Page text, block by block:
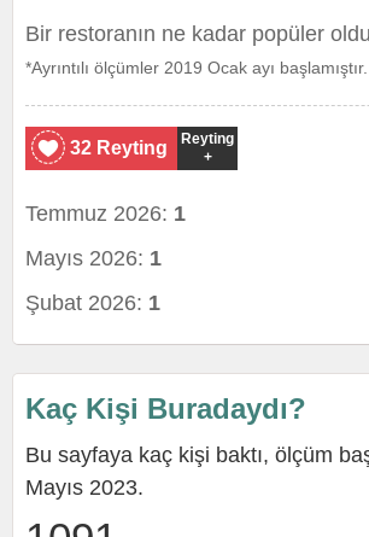
Bir restoranın ne kadar popüler
*Ayrıntılı ölçümler 2019 Ocak ayı başlamıştır.
32 Reyting
Reyting
+
Temmuz 2026: 1
Mayıs 2026: 1
Şubat 2026: 1
Kaç Kişi Buradaydı?
Bu sayfaya kaç kişi baktı, ölçüm
Mayıs 2023.